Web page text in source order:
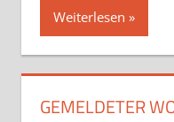
Weiterlesen
GEMELDETER